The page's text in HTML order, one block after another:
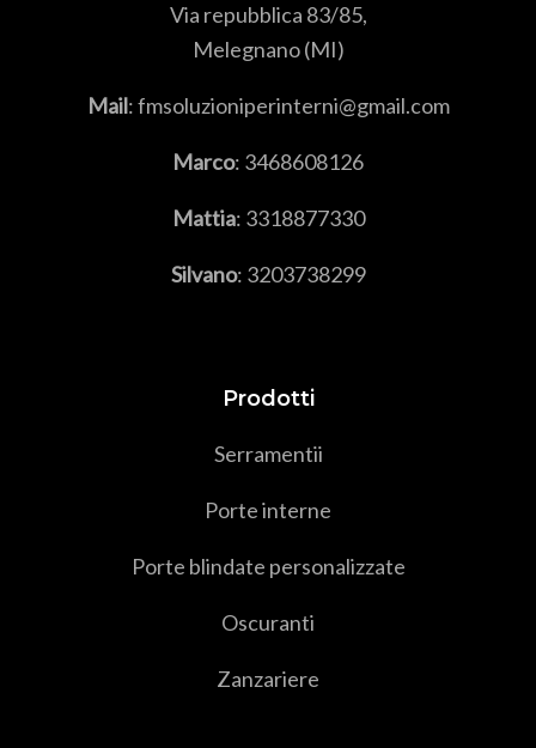
Via repubblica 83/85,
Melegnano (MI)
Mail: fmsoluzioniperinterni@gmail.com
Marco: 3468608126
Mattia: 3318877330
Silvano: 3203738299
Prodotti
Serramentii
Porte interne
Porte blindate personalizzate
Oscuranti
Zanzariere